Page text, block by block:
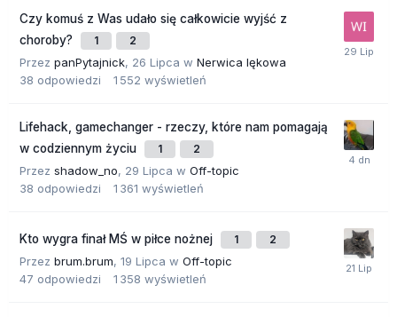
Czy komuś z Was udało się całkowicie wyjść z
choroby?
1 2
Przez panPytajnick, 26 Lipca w Nerwica lękowa
38 odpowiedzi 1 552 wyświetleń
Lifehack, gamechanger - rzeczy, które nam pomagają
w codziennym życiu
1 2
Przez shadow_no, 29 Lipca w Off-topic
38 odpowiedzi 1 361 wyświetleń
Kto wygra finał MŚ w piłce nożnej 1 2
Przez brum.brum, 19 Lipca w Off-topic
47 odpowiedzi 1 358 wyświetleń